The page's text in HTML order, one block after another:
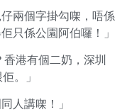
兩個字掛勾㗎，唔係
只係公園阿伯囉！」
港有個二奶，深圳
。」
人講㗎！」